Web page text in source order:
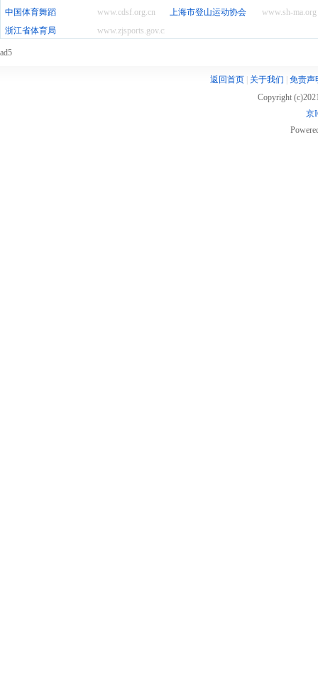
www.cdsf.org.cn
中国体育舞蹈 www.sh-ma.org
上海市登山运动协会
www.zjsports.gov.cn
浙江省体育局
ad5
返回首页| 关于我们
免责声
Copyright
京